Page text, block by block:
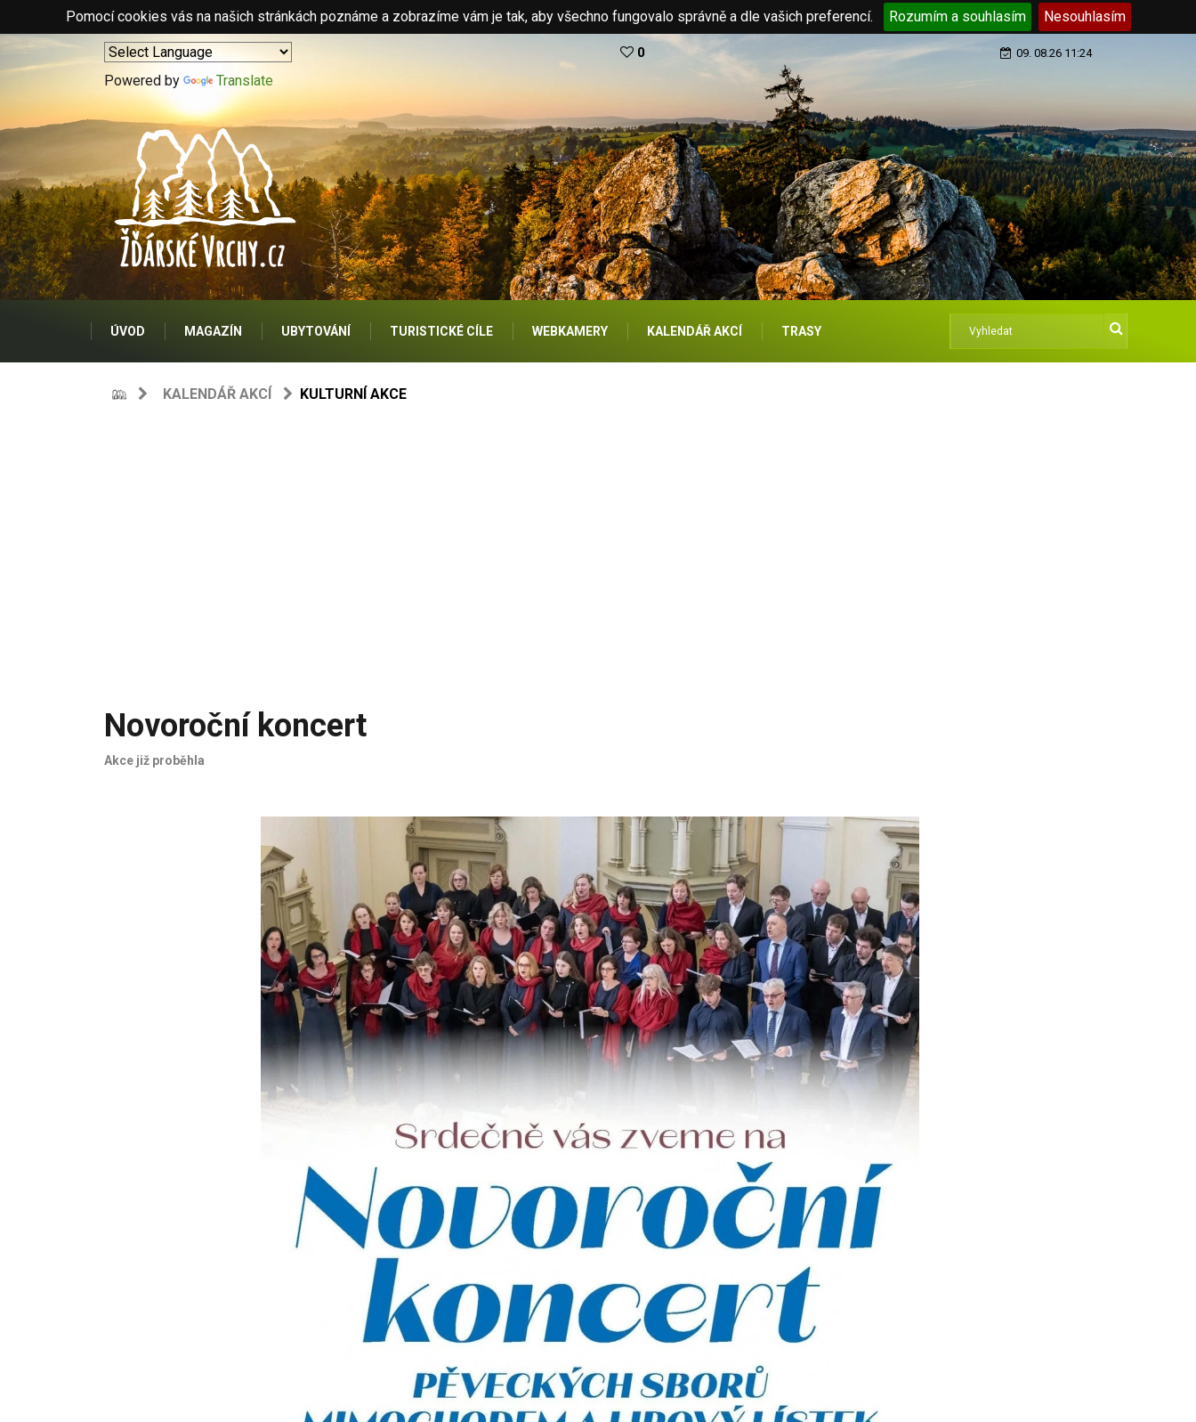
Pomocí cookies vás na našich stránkách poznáme a zobrazíme vám je tak, aby všechno fungovalo správně a dle vašich preferencí. Rozumím a souhlasím Nesouhlasím
Powered by Translate
0 09. 08.26 11:24
ÚVOD MAGAZÍN UBYTOVÁNÍ TURISTICKÉ CÍLE WEBKAMERY KALENDÁŘ AKCÍ TRASY
KALENDÁŘ AKCÍ KULTURNÍ AKCE
Novoroční koncert
Akce již proběhla